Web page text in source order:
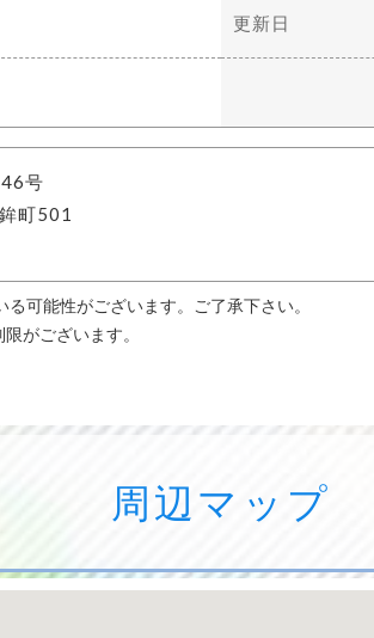
更新日
号
町501
可能性がございます。ご了承下さい。
がございます。
周辺マップ